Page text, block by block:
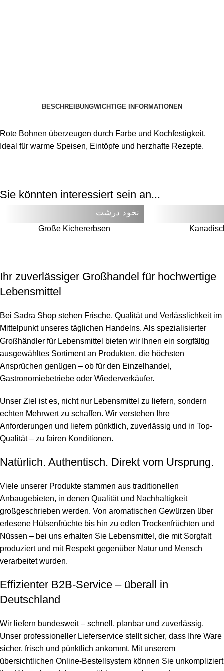
BESCHREIBUNGWICHTIGE INFORMATIONEN
Rote Bohnen überzeugen durch Farbe und Kochfestigkeit.
Ideal für warme Speisen, Eintöpfe und herzhafte Rezepte.
Sie könnten interessiert sein an...
AUSVERKAUFT
نخود درشت
Große Kichererbsen AUSVERKAUFT
Ihr zuverlässiger Großhandel für hochwertige
Lebensmittel
Bei Sadra Shop stehen Frische, Qualität und Verlässlichkeit im
Mittelpunkt unseres täglichen Handelns. Als spezialisierter
Großhändler für Lebensmittel bieten wir Ihnen ein sorgfältig
ausgewähltes Sortiment an Produkten, die höchsten
Ansprüchen genügen – ob für den Einzelhandel,
Gastronomiebetriebe oder Wiederverkäufer.
Unser Ziel ist es, nicht nur Lebensmittel zu liefern, sondern
echten Mehrwert zu schaffen. Wir verstehen Ihre
Anforderungen und liefern pünktlich, zuverlässig und in Top-
Qualität – zu fairen Konditionen.
Natürlich. Authentisch. Direkt vom Ursprung.
Viele unserer Produkte stammen aus traditionellen
Anbaugebieten, in denen Qualität und Nachhaltigkeit
großgeschrieben werden. Von aromatischen Gewürzen über
erlesene Hülsenfrüchte bis hin zu edlen Trockenfrüchten und
Nüssen – bei uns erhalten Sie Lebensmittel, die mit Sorgfalt
produziert und mit Respekt gegenüber Natur und Mensch
verarbeitet wurden.
Effizienter B2B-Service – überall in
Deutschland
Wir liefern bundesweit – schnell, planbar und zuverlässig.
Unser professioneller Lieferservice stellt sicher, dass Ihre Ware
sicher, frisch und pünktlich ankommt. Mit unserem
übersichtlichen Online-Bestellsystem können Sie unkompliziert